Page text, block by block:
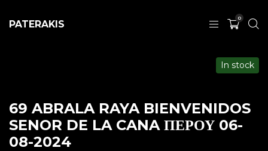
PATERAKIS
0
69 ABRALA RAYA BIENVENIDOS
SENOR DE LA CANA ΠΕΡΟΥ 06-
08-2024
In stock